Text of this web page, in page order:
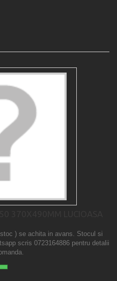
) se achita in avans. Stocul si
scris 0723164886 pentru detalii